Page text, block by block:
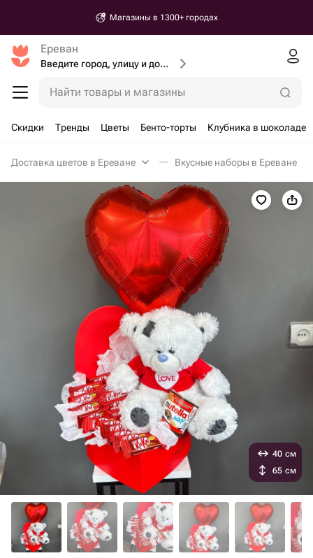
Магазины в 1300+ городах
Ереван
Введите город, улицу и дом доставки
Найти товары и магазины
Скидки Тренды Цветы Бенто-торты Клубника в шоколаде
Доставка цветов в Ереване Вкусные наборы в Ереване
40 см
65 см